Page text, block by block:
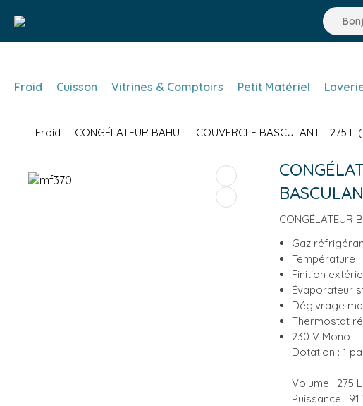
Froid Cuisson Vitrines & Comptoirs Petit Matériel
Froid CONGÉLATEUR BAHUT - COUVERCLE BASCULANT - 275 L
CONGÉLATEUR
Gaz
Température :
Finition
Évaporateur
Dégivrage
Thermostat
230 V Mono
Dotation : 1
Volume : 275 L
Puissance : 91